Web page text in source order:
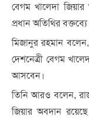
বেগম খালেদা
প্রধান অতিথির
মিজানুর রহমান
দেশনেত্রী বেগম
আসবেন।
তিনি আরও বলেন,
জিয়ার অবদান